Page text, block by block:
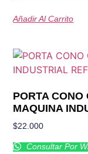
Añadir Al Carrito
PORTA CONO
MAQUINA
$22.000
Consultar Por